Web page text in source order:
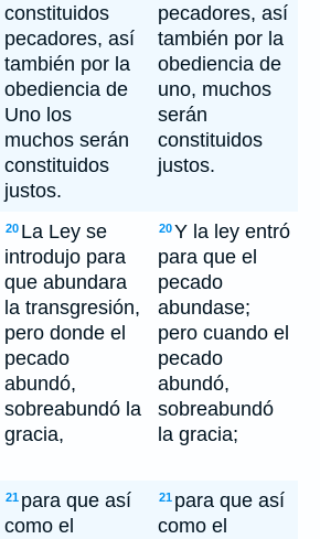
constituidos
pecadores, así
también por la
obediencia de
Uno los
muchos serán
constituidos
justos.
pecadores, así
también por la
obediencia de
uno, muchos
serán
constituidos
justos.
20 La Ley se
introdujo para
que abundara
la transgresión,
pero donde el
pecado
abundó,
sobreabundó la
gracia,
20Y la ley entró
para que el
pecado
abundase;
pero cuando el
pecado
abundó,
sobreabundó
la gracia;
21 para que así
como el
21 para que así
como el